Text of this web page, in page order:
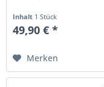
Inhalt 1 Stück
49,90 € *
Merken